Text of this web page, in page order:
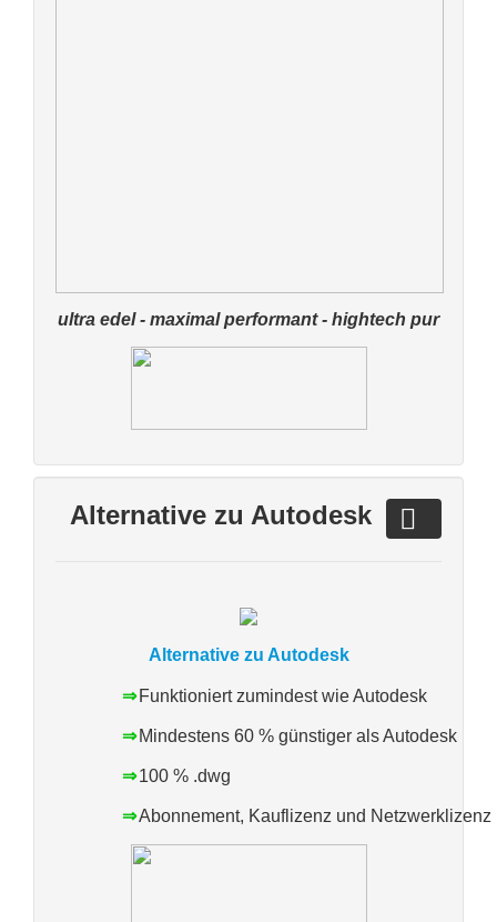
ultra edel - maximal performant - hightech pur
Alternative zu Autodesk
Alternative zu Autodesk
⇒
⇒
⇒
⇒
Funktioniert zumindest wie Autodesk
Mindestens 60 % günstiger als Autodesk
100 % .dwg
Abonnement, Kauflizenz und Netzwerklizenz